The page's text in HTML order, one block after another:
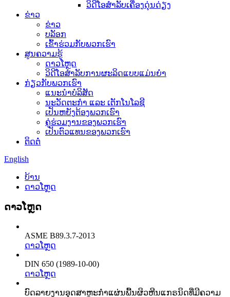
ວິດີໂອສຳລັບເຄື່ອງດຸ່ນດ່ຽງ
ຂ່າວ
ຂ່າວ
ບລັອກ
ເຂົ້າຮ່ວມກັບພວກເຮົາ
ສູນຄວາມຮູ້
ດາວໂຫຼດ
ວິດີໂອສຳລັບການຜະລິດແບບແມ່ນຍຳ
ກ່ຽວກັບພວກເຮົາ
ແນະນໍາບໍລິສັດ
ນະວັດຕະກໍາ ແລະ ເຕັກໂນໂລຊີ
ເປັນຫຍັງຕ້ອງພວກເຮົາ
ຄູ່ຮ່ວມງານຂອງພວກເຮົາ
ເປັນຕົວແທນຂອງພວກເຮົາ
ຕິດຕໍ່
English
ບ້ານ
ດາວໂຫຼດ
ດາວໂຫຼດ
ASME B89.3.7-2013
ດາວໂຫຼດ
DIN 650 (1989-10-00)
ດາວໂຫຼດ
ບົດລາຍງານອຸດສາຫະກໍາແຜ່ນພື້ນຜິວຫີນແກຣນິດທີ່ມີຄວາມ